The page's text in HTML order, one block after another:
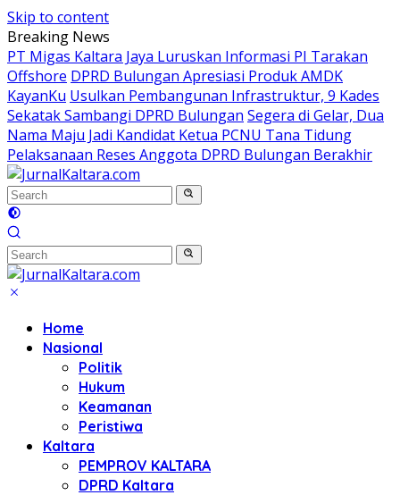
Skip to content
Breaking News
PT Migas Kaltara Jaya Luruskan Informasi PI Tarakan
Offshore DPRD Bulungan Apresiasi Produk AMDK
KayanKu Usulkan Pembangunan Infrastruktur, 9 Kades
Sekatak Sambangi DPRD Bulungan Segera di Gelar, Dua
Nama Maju Jadi Kandidat Ketua PCNU Tana Tidung
Pelaksanaan Reses Anggota DPRD Bulungan Berakhir
Home
Nasional
Politik
Hukum
Keamanan
Peristiwa
Kaltara
PEMPROV KALTARA
DPRD Kaltara